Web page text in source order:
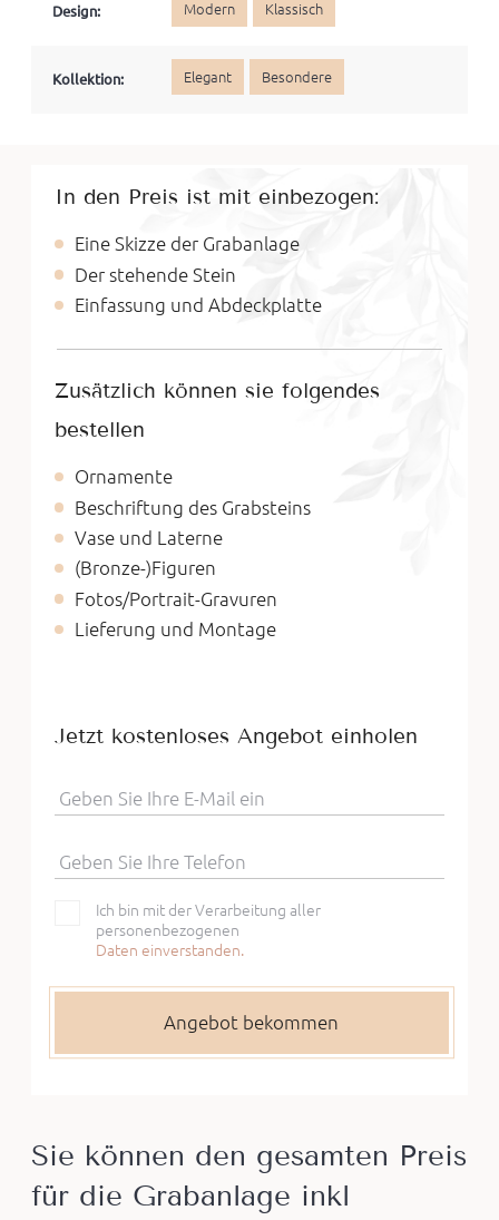
Design: Modern Klassisch
Kollektion: Elegant Besondere
In den Preis ist mit einbezogen:
Eine Skizze der Grabanlage
Der stehende Stein
Einfassung und Abdeckplatte
Zusätzlich können sie folgendes
bestellen
Ornamente
Beschriftung des Grabsteins
Vase und Laterne
(Bronze-)Figuren
Fotos/Portrait-Gravuren
Lieferung und Montage
Jetzt kostenloses Angebot einholen
Geben Sie Ihre E-Mail ein
Geben Sie Ihre Telefon
Ich bin mit der Verarbeitung aller
personenbezogenen
Daten einverstanden.
Sie können den gesamten Preis
für die Grabanlage inkl